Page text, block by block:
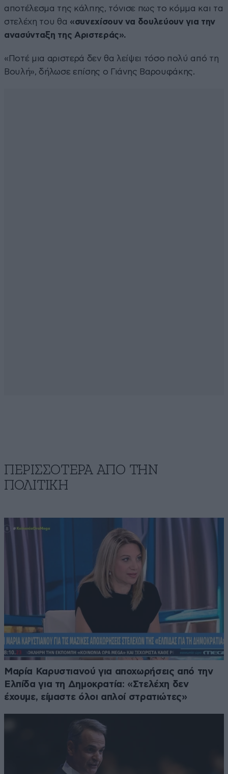
αποτέλεσμα της κάλπης, τόνισε πως το κόμμα και τα
στελέχη του θα «συνεχίσουν να δουλεύουν για την
ανασύνταξη της Αριστεράς».
«Ποτέ μια αριστερά δεν θα λείψει τόσο πολύ από τη
Βουλή», δήλωσε επίσης ο Γιάνης Βαρουφάκης.
ΠΕΡΙΣΣΟΤΕΡΑ ΑΠΟ ΤΗΝ
ΠΟΛΙΤΙΚΗ
Μαρία Καρυστιανού για αποχωρήσεις από την
Ελπίδα για τη Δημοκρατία: «Στελέχη δεν
έχουμε, είμαστε όλοι απλοί στρατιώτες»